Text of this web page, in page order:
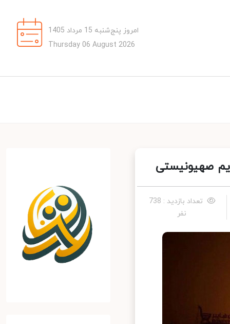
امروز پنج‌شنبه 15 مرداد 1405
Thursday 06 August 2026
صهیونیستی
تعداد بازدید : 738
نفر